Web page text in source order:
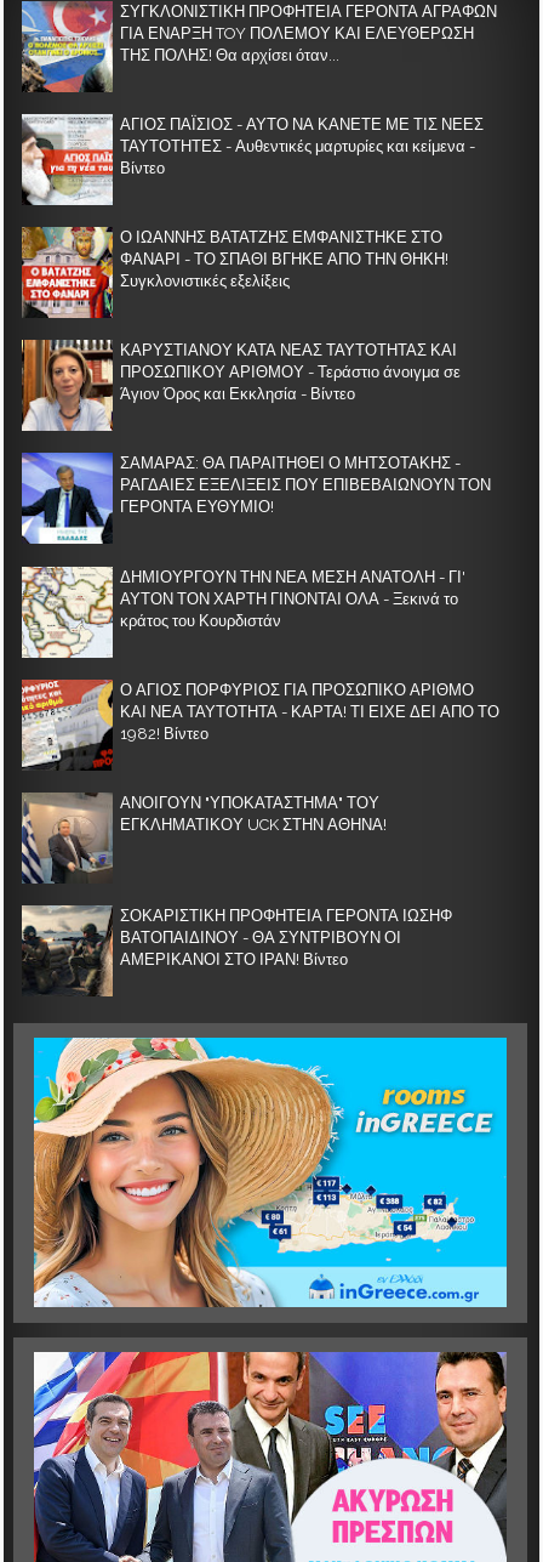
ΣΥΓΚΛΟΝΙΣΤΙΚΗ ΠΡΟΦΗΤΕΙΑ ΓΕΡΟΝΤΑ ΑΓΡΑΦΩΝ
ΓΙΑ ΕΝΑΡΞΗ TOY ΠΟΛΕΜΟΥ ΚΑΙ ΕΛΕΥΘΕΡΩΣΗ
ΤΗΣ ΠΟΛΗΣ! Θα αρχίσει όταν...
ΑΓΙΟΣ ΠΑΪΣΙΟΣ - ΑΥΤΟ ΝΑ ΚΑΝΕΤΕ ΜΕ ΤΙΣ ΝΕΕΣ
ΤΑΥΤΟΤΗΤΕΣ - Αυθεντικές μαρτυρίες και κείμενα -
Βίντεο
Ο ΙΩΑΝΝΗΣ ΒΑΤΑΤΖΗΣ ΕΜΦΑΝΙΣΤΗΚΕ ΣΤΟ
ΦΑΝΑΡΙ - ΤΟ ΣΠΑΘΙ ΒΓΗΚΕ ΑΠΟ ΤΗΝ ΘΗΚΗ!
Συγκλονιστικές εξελίξεις
ΚΑΡΥΣΤΙΑΝΟΥ ΚΑΤΑ ΝΕΑΣ ΤΑΥΤΟΤΗΤΑΣ ΚΑΙ
ΠΡΟΣΩΠΙΚΟΥ ΑΡΙΘΜΟΥ - Τεράστιο άνοιγμα σε
Άγιον Όρος και Εκκλησία - Βίντεο
ΣΑΜΑΡΑΣ: ΘΑ ΠΑΡΑΙΤΗΘΕΙ Ο ΜΗΤΣΟΤΑΚΗΣ -
ΡΑΓΔΑΙΕΣ ΕΞΕΛΙΞΕΙΣ ΠΟΥ ΕΠΙΒΕΒΑΙΩΝΟΥΝ ΤΟΝ
ΓΕΡΟΝΤΑ ΕΥΘΥΜΙΟ!
ΔΗΜΙΟΥΡΓΟΥΝ ΤΗΝ ΝΕΑ ΜΕΣΗ ΑΝΑΤΟΛΗ - ΓΙ'
ΑΥΤΟΝ ΤΟΝ ΧΑΡΤΗ ΓΙΝΟΝΤΑΙ ΟΛΑ - Ξεκινά το
κράτος του Κουρδιστάν
Ο ΑΓΙΟΣ ΠΟΡΦΥΡΙΟΣ ΓΙΑ ΠΡΟΣΩΠΙΚΟ ΑΡΙΘΜΟ
ΚΑΙ ΝΕΑ ΤΑΥΤΟΤΗΤΑ - ΚΑΡΤΑ! ΤΙ ΕΙΧΕ ΔΕΙ ΑΠΟ ΤΟ
1982! Βίντεο
ΑΝΟΙΓΟΥΝ "ΥΠΟΚΑΤΑΣΤΗΜΑ" ΤΟΥ
ΕΓΚΛΗΜΑΤΙΚΟΥ UCK ΣΤΗΝ ΑΘΗΝΑ!
ΣΟΚΑΡΙΣΤΙΚΗ ΠΡΟΦΗΤΕΙΑ ΓΕΡΟΝΤΑ ΙΩΣΗΦ
ΒΑΤΟΠΑΙΔΙΝΟΥ - ΘΑ ΣΥΝΤΡΙΒΟΥΝ ΟΙ
ΑΜΕΡΙΚΑΝΟΙ ΣΤΟ ΙΡΑΝ! Βίντεο